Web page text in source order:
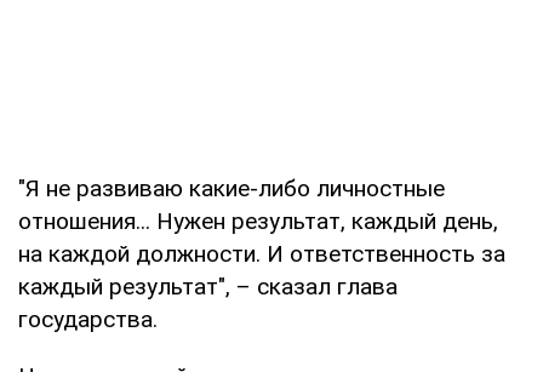
"Я не развиваю какие-либо личностные
отношения... Нужен результат, каждый день,
на каждой должности. И ответственность за
каждый результат", – сказал глава
государства.